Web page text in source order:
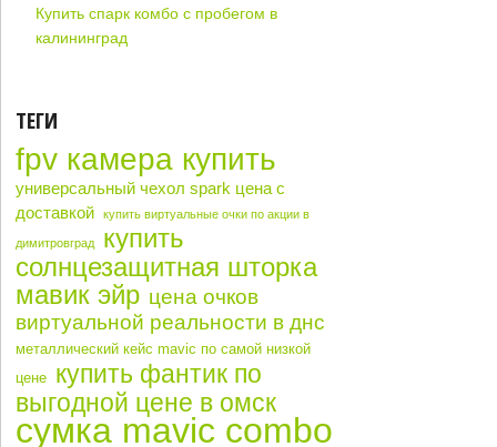
Купить спарк комбо с пробегом в
калининград
ТЕГИ
fpv камера купить
универсальный чехол spark цена с
доставкой
купить виртуальные очки по акции в
димитровград
купить
солнцезащитная шторка
мавик эйр цена очков
виртуальной реальности в днс
металлический кейс mavic по самой низкой
цене купить фантик по
выгодной цене в омск
сумка mavic combo